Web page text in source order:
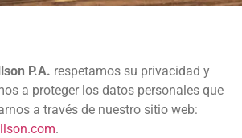
P.A. respetamos su privacidad y
a proteger los datos personales que
a través de nuestro sitio web:
.